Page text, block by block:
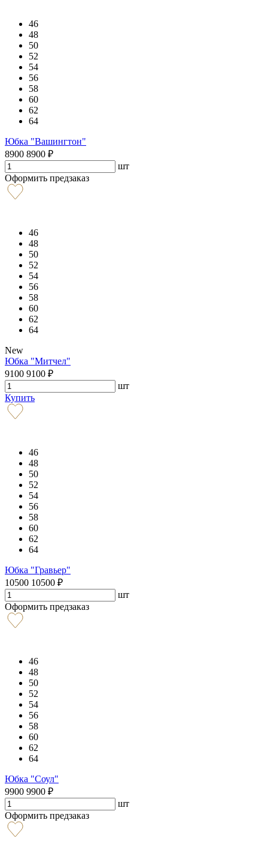
46
48
50
52
54
56
58
60
62
64
Юбка "Вашингтон"
8900 8900 ₽
шт
Оформить предзаказ
46
48
50
52
54
56
58
60
62
64
New
Юбка "Митчел"
9100 9100 ₽
шт
Купить
46
48
50
52
54
56
58
60
62
64
Юбка "Гравьер"
10500 10500 ₽
шт
Оформить предзаказ
46
48
50
52
54
56
58
60
62
64
Юбка "Соул"
9900 9900 ₽
шт
Оформить предзаказ